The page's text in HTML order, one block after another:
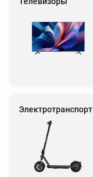
Электротранспорт